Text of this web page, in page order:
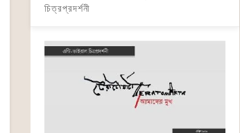
চিত্রপ্রদর্শনী